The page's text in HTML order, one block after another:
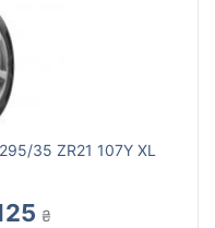
35 ZR21 107Y XL
₴